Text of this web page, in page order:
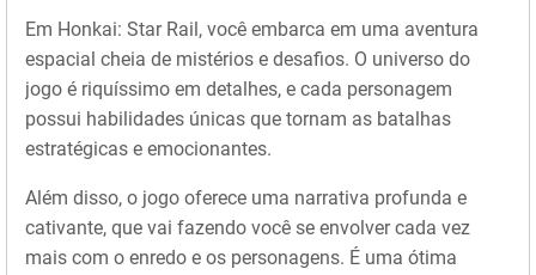
Em Honkai: Star Rail, você embarca em uma aventura
espacial cheia de mistérios e desafios. O universo do
jogo é riquíssimo em detalhes, e cada personagem
possui habilidades únicas que tornam as batalhas
estratégicas e emocionantes.
Além disso, o jogo oferece uma narrativa profunda e
cativante, que vai fazendo você se envolver cada vez
mais com o enredo e os personagens. É uma ótima